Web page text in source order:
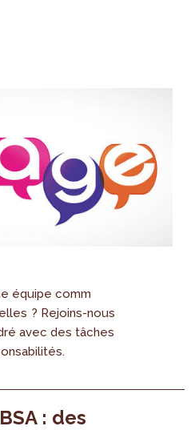
équipe comm
? Rejoins-nous
avec des tâches
: des